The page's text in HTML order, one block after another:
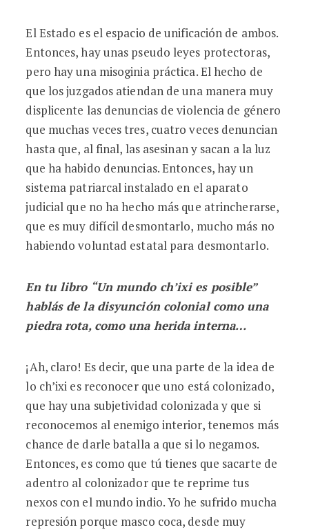
El Estado es el espacio de unificación de ambos.
Entonces, hay unas pseudo leyes protectoras,
pero hay una misoginia práctica. El hecho de
que los juzgados atiendan de una manera muy
displicente las denuncias de violencia de género
que muchas veces tres, cuatro veces denuncian
hasta que, al final, las asesinan y sacan a la luz
que ha habido denuncias. Entonces, hay un
sistema patriarcal instalado en el aparato
judicial que no ha hecho más que atrincherarse,
que es muy difícil desmontarlo, mucho más no
habiendo voluntad estatal para desmontarlo.
En tu libro “Un mundo ch’ixi es posible”
hablás de la disyunción colonial como una
piedra rota, como una herida interna…
¡Ah, claro! Es decir, que una parte de la idea de
lo ch’ixi es reconocer que uno está colonizado,
que hay una subjetividad colonizada y que si
reconocemos al enemigo interior, tenemos más
chance de darle batalla a que si lo negamos.
Entonces, es como que tú tienes que sacarte de
adentro al colonizador que te reprime tus
nexos con el mundo indio. Yo he sufrido mucha
represión porque masco coca, desde muy